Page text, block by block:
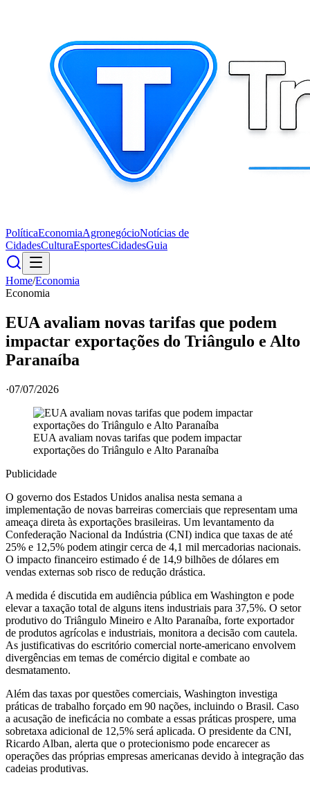
PolíticaEconomiaAgronegócioNotícias de
CidadesCulturaEsportesCidadesGuia
Home/Economia
Economia
EUA avaliam novas tarifas que podem
impactar exportações do Triângulo e Alto
Paranaíba
·07/07/2026
EUA avaliam novas tarifas que podem impactar
exportações do Triângulo e Alto Paranaíba
Publicidade
O governo dos Estados Unidos analisa nesta semana a
implementação de novas barreiras comerciais que representam uma
ameaça direta às exportações brasileiras. Um levantamento da
Confederação Nacional da Indústria (CNI) indica que taxas de até
25% e 12,5% podem atingir cerca de 4,1 mil mercadorias nacionais.
O impacto financeiro estimado é de 14,9 bilhões de dólares em
vendas externas sob risco de redução drástica.
A medida é discutida em audiência pública em Washington e pode
elevar a taxação total de alguns itens industriais para 37,5%. O setor
produtivo do Triângulo Mineiro e Alto Paranaíba, forte exportador
de produtos agrícolas e industriais, monitora a decisão com cautela.
As justificativas do escritório comercial norte-americano envolvem
divergências em temas de comércio digital e combate ao
desmatamento.
Além das taxas por questões comerciais, Washington investiga
práticas de trabalho forçado em 90 nações, incluindo o Brasil. Caso
a acusação de ineficácia no combate a essas práticas prospere, uma
sobretaxa adicional de 12,5% será aplicada. O presidente da CNI,
Ricardo Alban, alerta que o protecionismo pode encarecer as
operações das próprias empresas americanas devido à integração das
cadeias produtivas.